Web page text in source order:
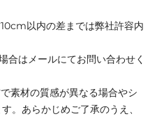
以内の差までは弊社許容内
合はメールにてお問い合わせく
素材の質感が異なる場合やシ
。あらかじめご了承のうえ、